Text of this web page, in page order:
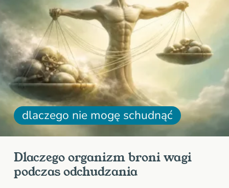
dlaczego nie mogę schudnąć
Dlaczego organizm broni wagi
podczas odchudzania